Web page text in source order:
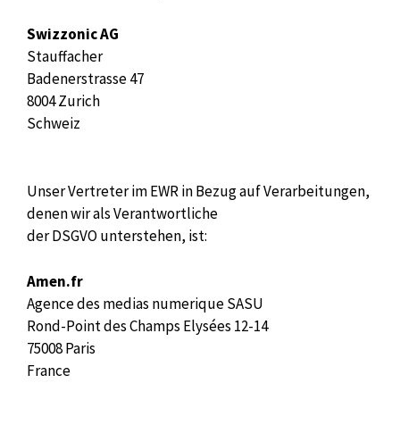
Swizzonic AG
Stauffacher
Badenerstrasse 47
8004 Zurich
Schweiz
Unser Vertreter im EWR in Bezug auf Verarbeitungen,
denen wir als Verantwortliche
der DSGVO unterstehen, ist:
Amen.fr
Agence des medias numerique SASU
Rond-Point des Champs Elysées 12-14
75008 Paris
France